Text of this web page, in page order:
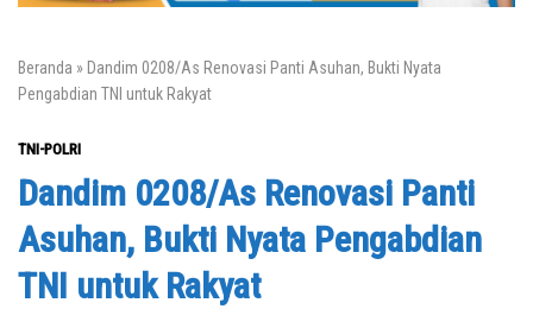
Beranda » Dandim 0208/As Renovasi Panti Asuhan, Bukti Nyata
Pengabdian TNI untuk Rakyat
TNI-POLRI
Dandim 0208/As Renovasi Panti
Asuhan, Bukti Nyata Pengabdian
TNI untuk Rakyat